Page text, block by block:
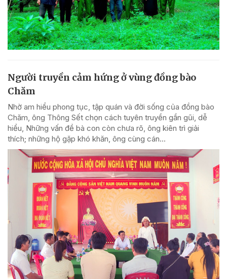
Người truyền cảm hứng ở vùng đồng bào
Chăm
Nhờ am hiểu phong tục, tập quán và đời sống của đồng bào
Chăm, ông Thông Sết chọn cách tuyên truyền gần gũi, dễ
hiểu, Những vấn đề bà con còn chưa rõ, ông kiên trì giải
thích; những hộ gặp khó khăn, ông cùng cán...